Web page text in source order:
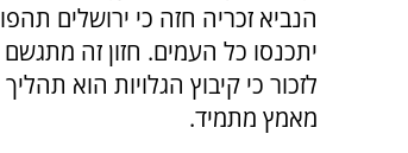
הנביא זכריה חזה כי ירושלים
יתכנסו כל העמים. חזון זה מתגשם
לזכור כי קיבוץ הגלויות הוא
מאמץ מתמיד.